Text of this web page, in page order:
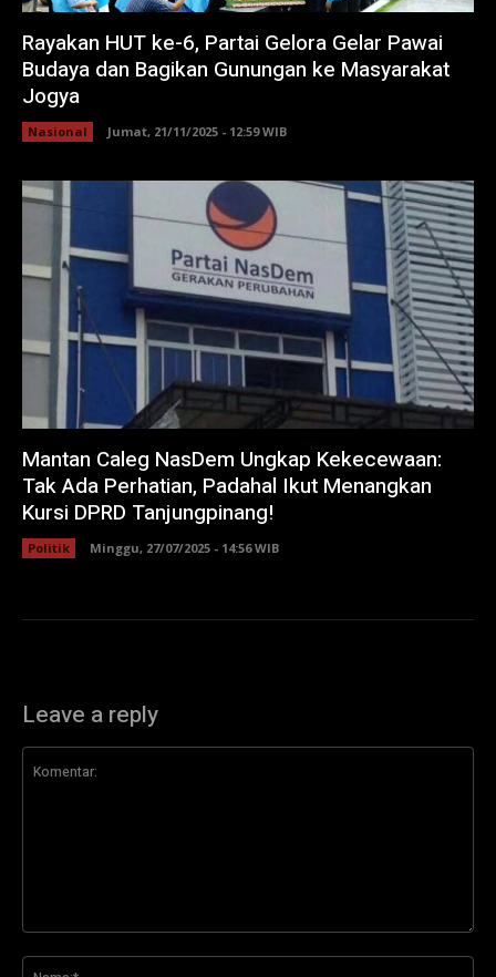
Rayakan HUT ke-6, Partai Gelora Gelar Pawai
Budaya dan Bagikan Gunungan ke Masyarakat
Jogya
Nasional Jumat, 21/11/2025 - 12:59 WIB
Mantan Caleg NasDem Ungkap Kekecewaan:
Tak Ada Perhatian, Padahal Ikut Menangkan
Kursi DPRD Tanjungpinang!
Politik Minggu, 27/07/2025 - 14:56 WIB
Leave a reply